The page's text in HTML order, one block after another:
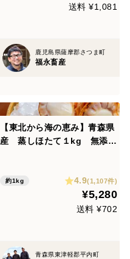
送料 ¥1,081
鹿児島県薩摩郡さつま町
福永畜産
【東北から海の恵み】青森県
産 蒸しほたて１kg 無添加
約1kg 4.9(1,107件)
¥5,280
送料 ¥702
青森県東津軽郡平内町